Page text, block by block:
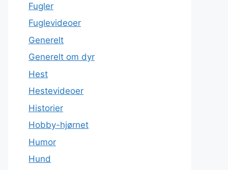
Fugler
Fuglevideoer
Generelt
Generelt om dyr
Hest
Hestevideoer
Historier
Hobby-hjørnet
Humor
Hund